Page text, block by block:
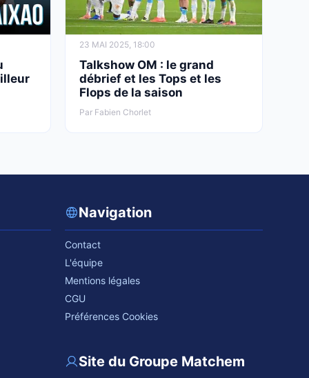
23 MAI 2025, 18:00
Talkshow OM : le grand
débrief et les Tops et les
Flops de la saison
Par Fabien Chorlet
Navigation
Contact
L'équipe
Mentions légales
CGU
Préférences Cookies
Site du Groupe Matchem